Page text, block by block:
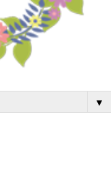
▼